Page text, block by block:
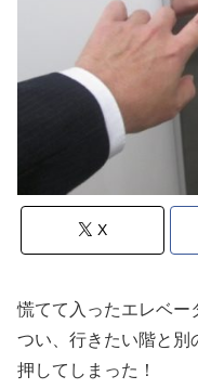
X
慌てて入ったエレベー
つい、行きたい階と別
押してしまった！